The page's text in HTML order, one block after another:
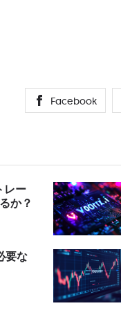
Facebook
ー
か？
要な